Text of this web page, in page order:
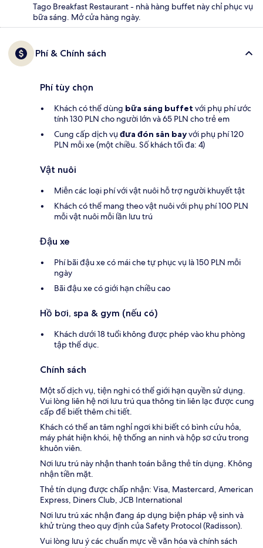
Tago Breakfast Restaurant - nhà hàng buffet này chỉ phục vụ
bữa sáng. Mở cửa hàng ngày.
Phí & Chính sách
Phí tùy chọn
Khách có thể dùng bữa sáng buffet với phụ phí ước
tính 130 PLN cho người lớn và 65 PLN cho trẻ em
Cung cấp dịch vụ đưa đón sân bayvới phụ phí 120
PLN mỗi xe (một chiều. Số khách tối đa: 4)
Vật nuôi
Miễn các loại phí với vật nuôi hỗ trợ người khuyết tật
Khách có thể mang theo vật nuôi với phụ phí 100 PLN
mỗi vật nuôi mỗi lần lưu trú
Đậu xe
Phí bãi đậu xe có mái che tự phục vụ là 150 PLN mỗi
ngày
Bãi đậu xe có giới hạn chiều cao
Hồ bơi, spa & gym (nếu có)
Khách dưới 18 tuổi không được phép vào khu phòng
tập thể dục.
Chính sách
Một số dịch vụ, tiện nghi có thể giới hạn quyền sử dụng.
Vui lòng liên hệ nơi lưu trú qua thông tin liên lạc được cung
cấp để biết thêm chi tiết.
Khách có thể an tâm nghỉ ngơi khi biết có bình cứu hỏa,
máy phát hiện khói, hệ thống an ninh và hộp sơ cứu trong
khuôn viên.
Nơi lưu trú này nhận thanh toán bằng thẻ tín dụng. Không
nhận tiền mặt.
Thẻ tín dụng được chấp nhận: Visa, Mastercard, American
Express, Diners Club, JCB International
Nơi lưu trú xác nhận đang áp dụng biện pháp vệ sinh và
khử trùng theo quy định của Safety Protocol (Radisson).
Vui lòng lưu ý các chuẩn mực về văn hóa và chính sách